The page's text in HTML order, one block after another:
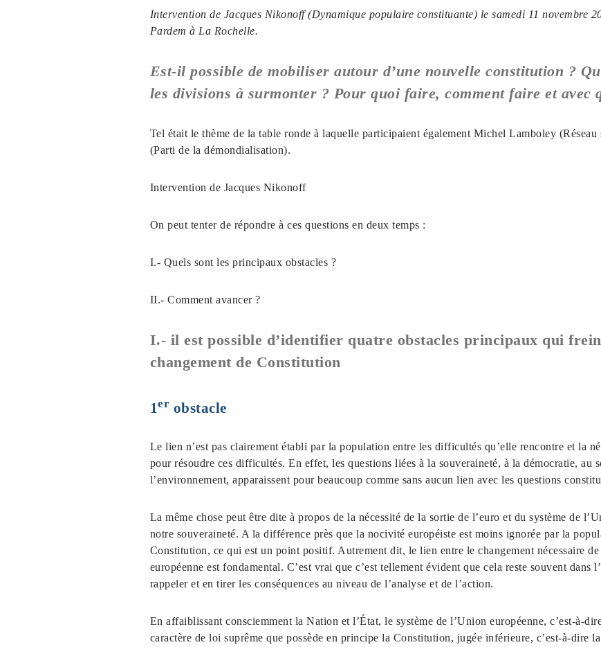
Intervention de Jacques Nikonoff (Dynamique populaire constituante) le samedi 11 novembre
Pardem à La Rochelle.
Est-il possible de mobiliser autour d’une nouvelle constitution ?
les divisions à surmonter ? Pour quoi faire, comment faire et avec
Tel était le thème de la table ronde à laquelle participaient également Michel Lamboley
(Parti de la démondialisation).
Intervention de Jacques Nikonoff
On peut tenter de répondre à ces questions en deux temps :
I.- Quels sont les principaux obstacles ?
II.- Comment avancer ?
I.- il est possible d’identifier quatre obstacles principaux qui
changement de Constitution
1er obstacle
Le lien n’est pas clairement établi par la population entre les difficultés qu’elle rencontre et la
pour résoudre ces difficultés. En effet, les questions liées à la souveraineté, à la démocratie, au
l’environnement, apparaissent pour beaucoup comme sans aucun lien avec les questions
La même chose peut être dite à propos de la nécessité de la sortie de l’euro et du système de
notre souveraineté. A la différence près que la nocivité européiste est moins ignorée par la
Constitution, ce qui est un point positif. Autrement dit, le lien entre le changement nécessaire
européenne est fondamental. C’est vrai que c’est tellement évident que cela reste souvent
rappeler et en tirer les conséquences au niveau de l’analyse et de l’action.
En affaiblissant consciemment la Nation et l’État, le système de l’Union européenne, c’est-à-
caractère de loi suprême que possède en principe la Constitution, jugée inférieure, c’est-à-dire